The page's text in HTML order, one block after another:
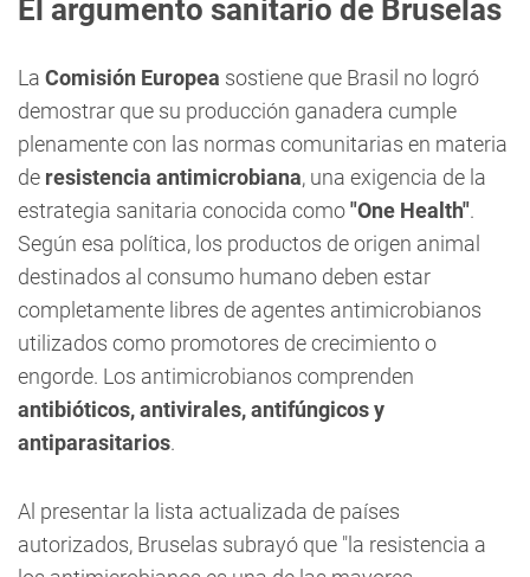
El argumento sanitario de Bruselas
La Comisión Europea sostiene que Brasil no logró
demostrar que su producción ganadera cumple
plenamente con las normas comunitarias en materia
de resistencia antimicrobiana, una exigencia de la
estrategia sanitaria conocida como"One Health".
Según esa política, los productos de origen animal
destinados al consumo humano deben estar
completamente libres de agentes antimicrobianos
utilizados como promotores de crecimiento o
engorde. Los antimicrobianos comprenden
antibióticos, antivirales, antifúngicos y
antiparasitarios.
Al presentar la lista actualizada de países
autorizados, Bruselas subrayó que "la resistencia a